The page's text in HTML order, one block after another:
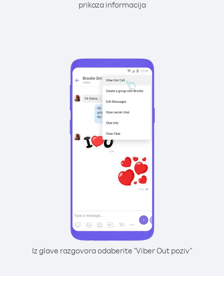
prikaza informacija
Iz glave razgovora odaberite "Viber Out poziv"